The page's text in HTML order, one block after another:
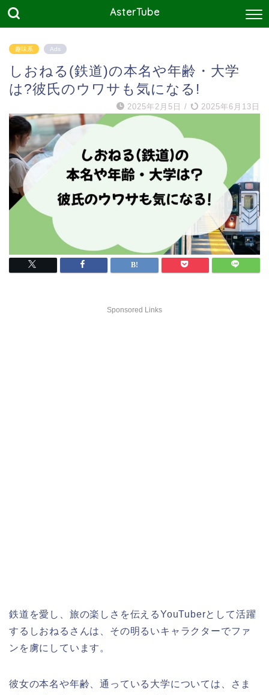
AsterTube
趣味系 Ads
しおねる(鉄道)の本名や年齢・大学
は?彼氏のウワサも気になる!
2025年2月5日 / 2025年6月13日
Sponsored Links
鉄道を愛し、旅の楽しさを伝えるYouTuberとして活躍
するしおねるさんは、その明るいキャラクターでファ
ンを虜にしています。
彼女の本名や年齢、通っている大学については、さま